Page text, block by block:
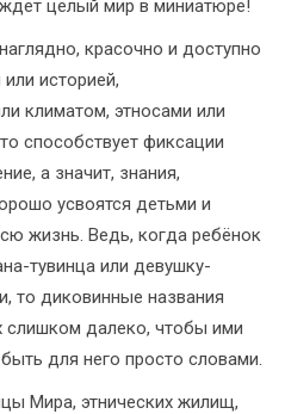
целый мир в миниатюре!
красочно и доступно
историей,
климатом, этносами или
способствует фиксации
а значит, знания,
усвоятся детьми и
жизнь. Ведь, когда ребёнок
тувинца или девушку-
то диковинные названия
далеко, чтобы ими
для него просто словами.
Мира, этнических жилищ,